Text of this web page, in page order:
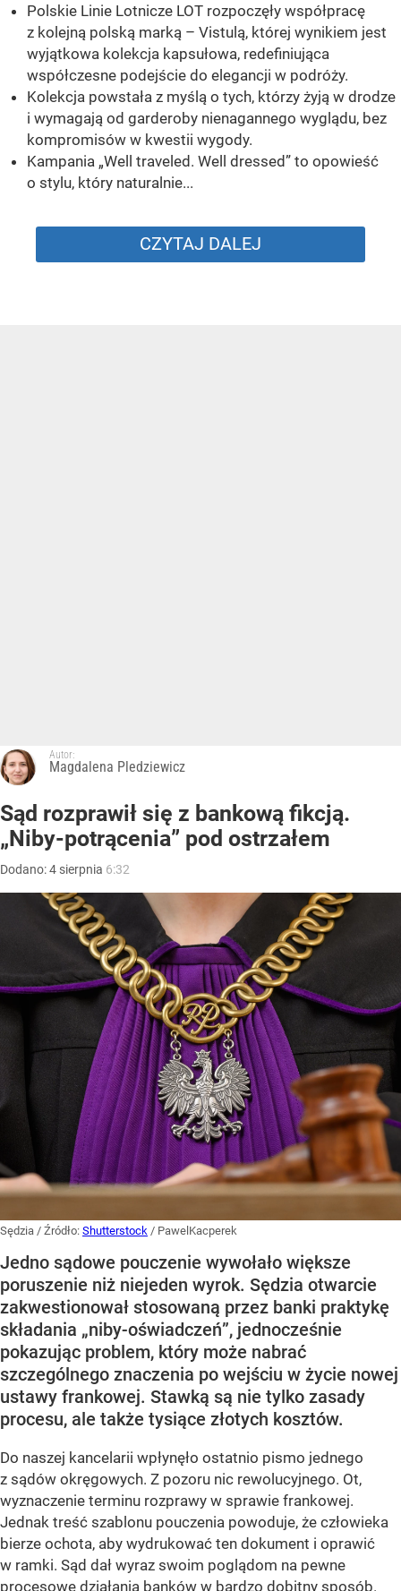
Polskie Linie Lotnicze LOT rozpoczęły współpracę
z kolejną polską marką – Vistulą, której wynikiem jest
wyjątkowa kolekcja kapsułowa, redefiniująca
współczesne podejście do elegancji w podróży.
Kolekcja powstała z myślą o tych, którzy żyją w drodze
i wymagają od garderoby nienagannego wyglądu, bez
kompromisów w kwestii wygody.
Kampania „Well traveled. Well dressed” to opowieść
o stylu, który naturalnie...
CZYTAJ DALEJ
Autor:
Magdalena Pledziewicz
Sąd rozprawił się z bankową fikcją.
„Niby-potrącenia” pod ostrzałem
Dodano:4 sierpnia 6:32
Sędzia / Źródło: Shutterstock / PawelKacperek
Jedno sądowe pouczenie wywołało większe
poruszenie niż niejeden wyrok. Sędzia otwarcie
zakwestionował stosowaną przez banki praktykę
składania „niby-oświadczeń”, jednocześnie
pokazując problem, który może nabrać
szczególnego znaczenia po wejściu w życie nowej
ustawy frankowej. Stawką są nie tylko zasady
procesu, ale także tysiące złotych kosztów.
Do naszej kancelarii wpłynęło ostatnio pismo jednego
z sądów okręgowych. Z pozoru nic rewolucyjnego. Ot,
wyznaczenie terminu rozprawy w sprawie frankowej.
Jednak treść szablonu pouczenia powoduje, że człowieka
bierze ochota, aby wydrukować ten dokument i oprawić
w ramki. Sąd dał wyraz swoim poglądom na pewne
procesowe działania banków w bardzo dobitny sposób.